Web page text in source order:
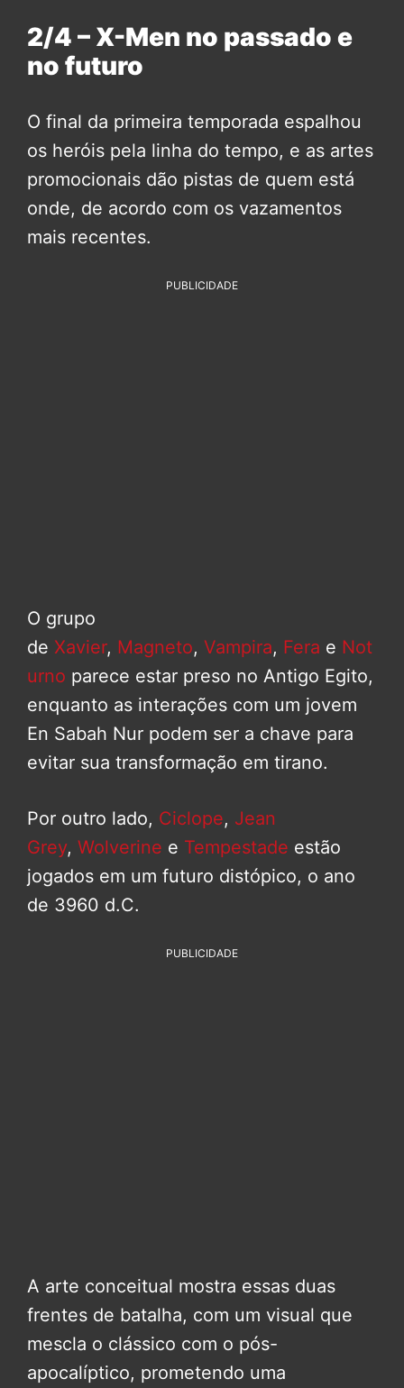
2/4 – X-Men no passado e
no futuro
O final da primeira temporada espalhou
os heróis pela linha do tempo, e as artes
promocionais dão pistas de quem está
onde, de acordo com os vazamentos
mais recentes.
PUBLICIDADE
O grupo
de Xavier, Magneto, Vampira, Fera e Not
urno parece estar preso no Antigo Egito,
enquanto as interações com um jovem
En Sabah Nur podem ser a chave para
evitar sua transformação em tirano.
Por outro lado, Ciclope, Jean
Grey, Wolverine e Tempestade estão
jogados em um futuro distópico, o ano
de 3960 d.C.
PUBLICIDADE
A arte conceitual mostra essas duas
frentes de batalha, com um visual que
mescla o clássico com o pós-
apocalíptico, prometendo uma